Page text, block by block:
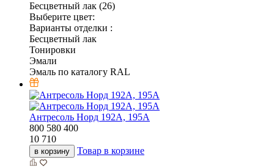
Бесцветный лак (26)
Выберите цвет:
Варианты отделки :
Бесцветный лак
Тонировки
Эмали
Эмаль по каталогу RAL
Антресоль Норд 192А, 195А
800 580 400
10 710
в корзину Товар в корзине